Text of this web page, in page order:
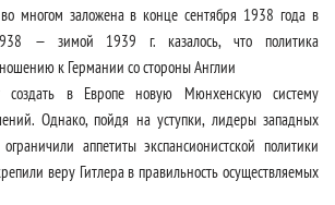
многом заложена в конце сентября 1938 года в
— зимой 1939 г. казалось, что политика
к Германии со стороны Англии
в Европе новую Мюнхенскую систему
Однако, пойдя на уступки, лидеры западных
аппетиты экспансионистской политики
веру Гитлера в правильность осуществляемых